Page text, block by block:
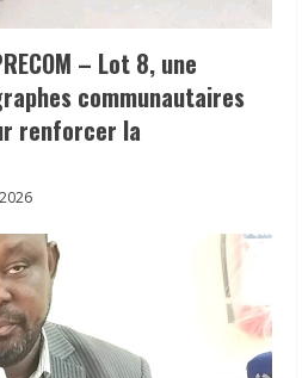
– Lot 8, une
communautaires
renforcer la